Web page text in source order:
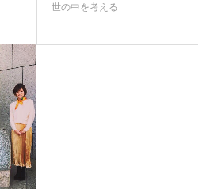
世の中を考える